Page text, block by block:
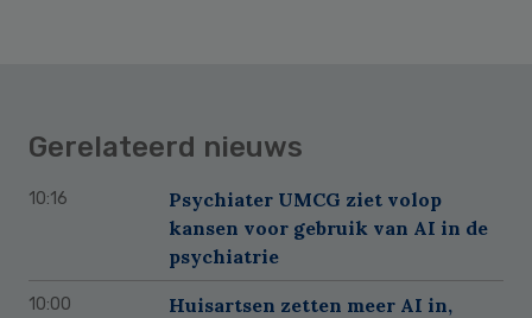
Gerelateerd nieuws
10:16
Psychiater UMCG ziet volop
kansen voor gebruik van AI in de
psychiatrie
10:00
Huisartsen zetten meer AI in,